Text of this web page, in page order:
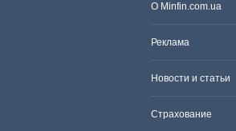
О Minfin.com.ua
Реклама
Новости и статьи
Страхование